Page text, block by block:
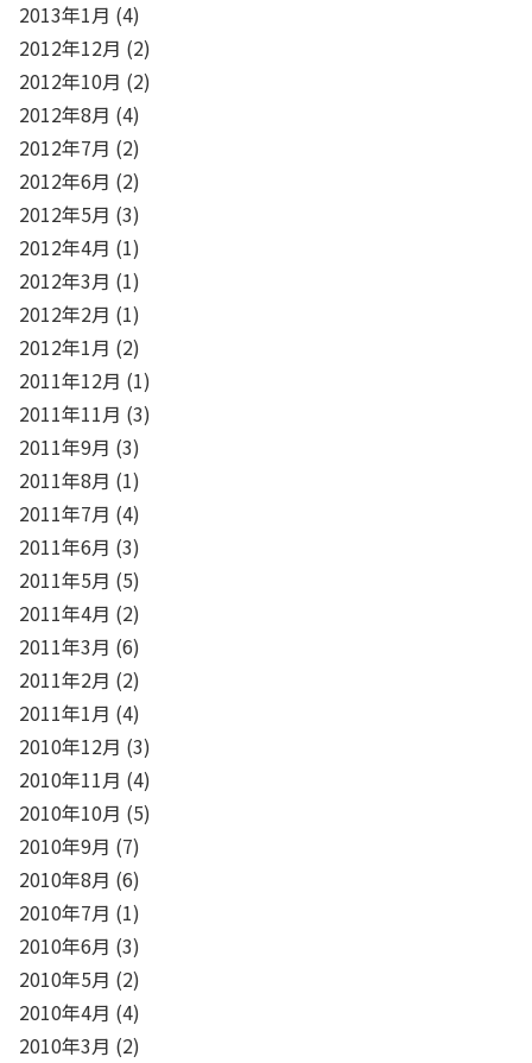
2013年1月 (4)
2012年12月 (2)
2012年10月 (2)
2012年8月 (4)
2012年7月 (2)
2012年6月 (2)
2012年5月 (3)
2012年4月 (1)
2012年3月 (1)
2012年2月 (1)
2012年1月 (2)
2011年12月 (1)
2011年11月 (3)
2011年9月 (3)
2011年8月 (1)
2011年7月 (4)
2011年6月 (3)
2011年5月 (5)
2011年4月 (2)
2011年3月 (6)
2011年2月 (2)
2011年1月 (4)
2010年12月 (3)
2010年11月 (4)
2010年10月 (5)
2010年9月 (7)
2010年8月 (6)
2010年7月 (1)
2010年6月 (3)
2010年5月 (2)
2010年4月 (4)
2010年3月 (2)